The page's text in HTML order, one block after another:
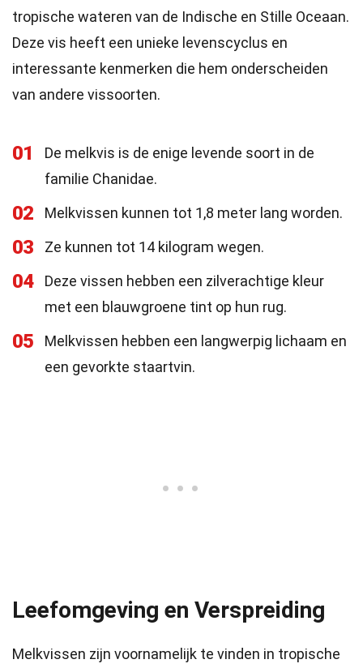
tropische wateren van de Indische en Stille Oceaan.
Deze vis heeft een unieke levenscyclus en
interessante kenmerken die hem onderscheiden
van andere vissoorten.
01
De melkvis is de enige levende soort in de
familie Chanidae.
02 Melkvissen kunnen tot 1,8 meter lang worden.
03 Ze kunnen tot 14 kilogram wegen.
04
Deze vissen hebben een zilverachtige kleur
met een blauwgroene tint op hun rug.
05
Melkvissen hebben een langwerpig lichaam en
een gevorkte staartvin.
Leefomgeving en Verspreiding
Melkvissen zijn voornamelijk te vinden in tropische